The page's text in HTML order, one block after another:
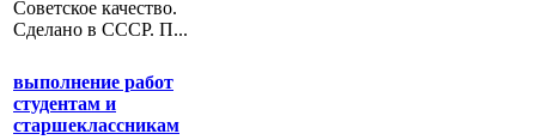
Советское качество.
Сделано в СССР. П...
выполнение работ
студентам и
старшеклассникам